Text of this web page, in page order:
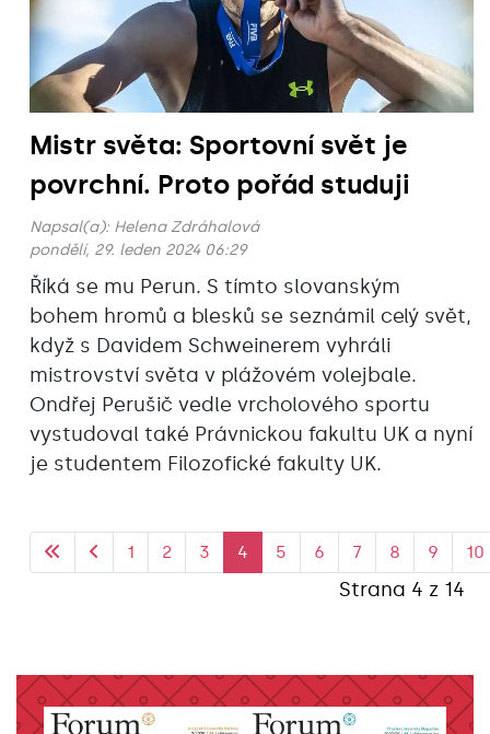
Mistr světa: Sportovní svět je
povrchní. Proto pořád studuji
Napsal(a): Helena Zdráhalová
pondělí, 29. leden 2024 06:29
Říká se mu Perun. S tímto slovanským
bohem hromů a blesků se seznámil celý svět,
když s Davidem Schweinerem vyhráli
mistrovství světa v plážovém volejbale.
Ondřej Perušič vedle vrcholového sportu
vystudoval také Právnickou fakultu UK a nyní
je studentem Filozofické fakulty UK.
Strana 4 z 14
1 2 3 4 5 6 7 8 9 10